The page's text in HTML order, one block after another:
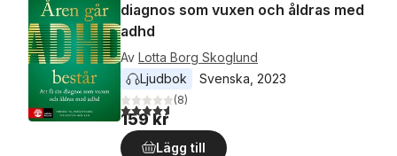
diagnos som vuxen och åldras med
adhd
Av Lotta Borg Skoglund
Ljudbok
Svenska 2023
4,6utav 5 stjärnor. Totalt antal röster:
(8)
159 kr
Lägg till